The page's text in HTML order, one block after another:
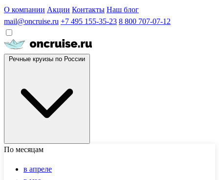
О компании Акции Контакты Наш блог
mail@oncruise.ru +7 495 155-35-23 8 800 707-07-12
По месяцам
в апреле